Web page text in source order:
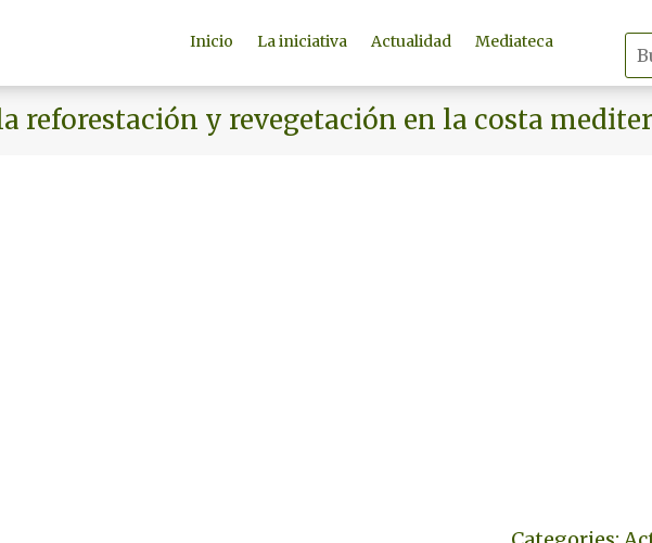
Inicio La iniciativa Actualidad Mediateca
reforestación y revegetación en la costa